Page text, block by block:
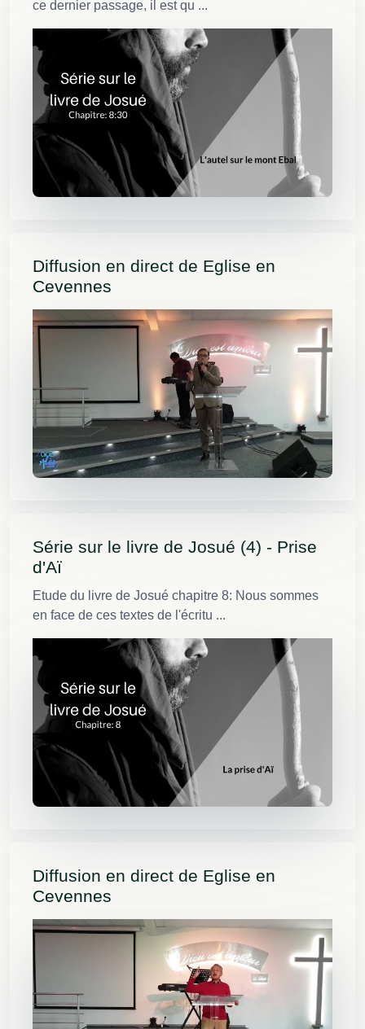
ce dernier passage, il est qu ...
Diffusion en direct de Eglise en
Cevennes
Série sur le livre de Josué (4) - Prise
d'Aï
Etude du livre de Josué chapitre 8: Nous sommes
en face de ces textes de l'écritu ...
Diffusion en direct de Eglise en
Cevennes